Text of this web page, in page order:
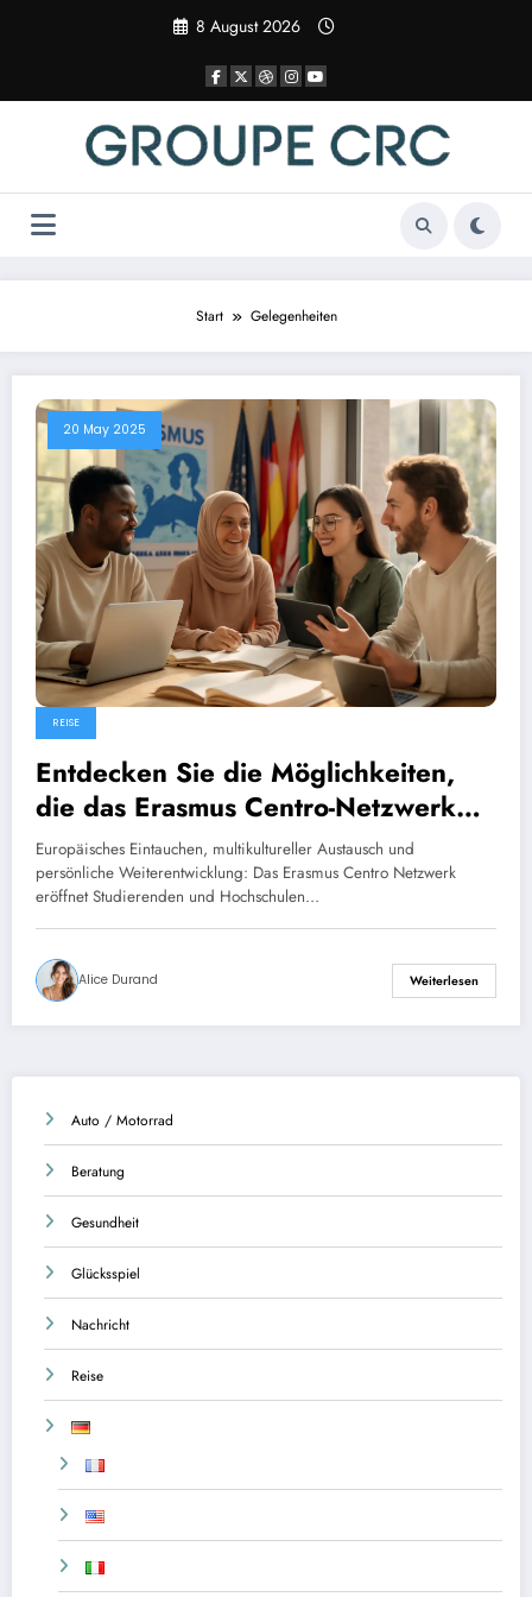
8 August 2026
Start Gelegenheiten
20 May 2025
REISE
Entdecken Sie die Möglichkeiten,
die das Erasmus Centro-Netzwerk
bietet.
Europäisches Eintauchen, multikultureller Austausch und
persönliche Weiterentwicklung: Das Erasmus Centro Netzwerk
eröffnet Studierenden und Hochschulen…
Alice Durand Weiterlesen
Auto / Motorrad
Beratung
Gesundheit
Glücksspiel
Nachricht
Reise